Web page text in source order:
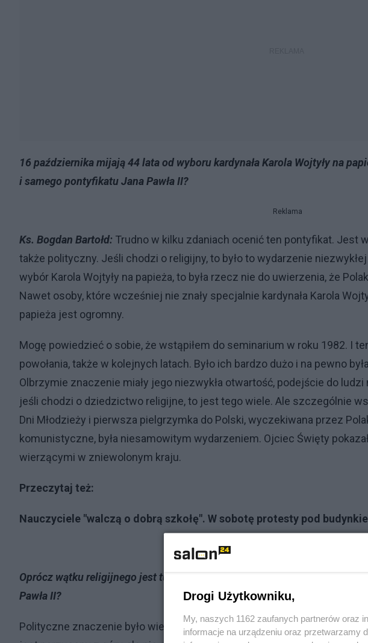
16 października mijają 44 lata od wyboru kardynała Karola Wojtyły na
i samego pontyfikatu Jana Pawła II?
Reklama
Ks. Bogdan Bartołd: Trudno w kilku zdaniach ocenić ten pontyfikat. Jest
także polityczny. Jeśli chodzi o religijny, to było to wydarzenie
wybór Karola Wojtyły na papieża, to była rzecz nie do uwierzenia, że
Nawet osoby, które wcześniej nie znały specjalnie kardynała Karola
papieża jest ogromny.
Mogę powiedzieć o sobie, że wstąpiłem do seminarium w roku 1982. I
powołania, także w kolejnych latach. Było ich bardzo dużo i na pewno
Olbrzymie znaczenie miały jego niezwykła otwartość, podejście do ludzi
jeśli chodzi o dziedzictwo religijne, to jest tego wiele. Ale szczególnie
Dni Młodzieży i pierwsza pielgrzymka do Polski, wyczekiwana przez
komunistyczne, była niesamowitym wydarzeniem. Ojciec Święty
wierzącymi w zniewolonym kraju.
Przeczytaj też:
Nauczyciele "walczą o dobrą szkołę". W sobotę protesty pod
Oprócz wątku religijnego jest tu też wspomniany polityczny. Jak odbierał
Pawła II?
Polityczne znaczenie było wielkie, bo dla nas oczywiste wręcz było, że
Drogi Użytkowniku,
My, naszych 1162 zaufanych partnerów oraz
informacje na urządzeniu oraz przetwarzamy